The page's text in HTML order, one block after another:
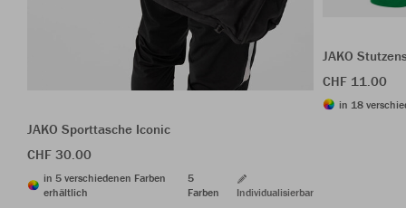
JAKO Sporttasche Iconic
CHF 30.00
in 5 verschiedenen Farben
erhältlich
5
Farben
Individualisierbar
JAKO
CHF 11.00
in 18